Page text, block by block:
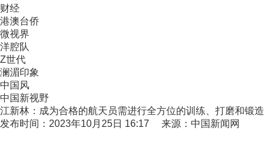
财经
港澳台侨
微视界
洋腔队
Z世代
澜湄印象
中国风
中国新视野
江新林：成为合格的航天员需进行全方位的训练、打磨和锻造
发布时间：2023年10月25日 16:17 来源：中国新闻网